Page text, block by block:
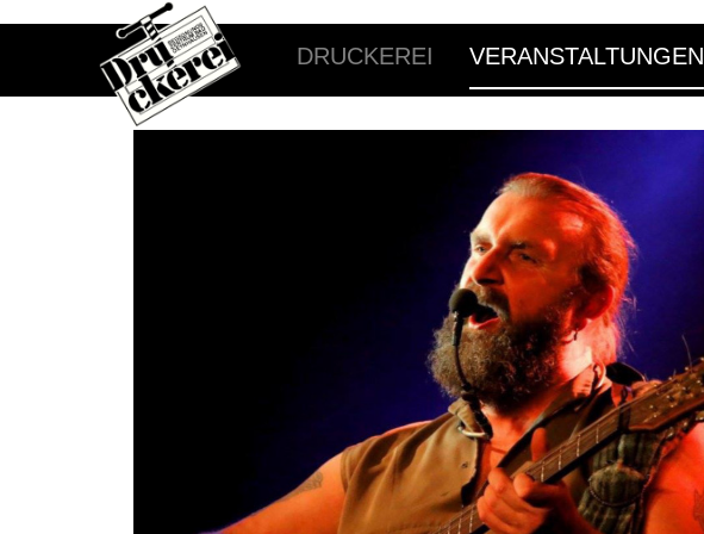
DRUCKEREI VERANSTALTUNGEN